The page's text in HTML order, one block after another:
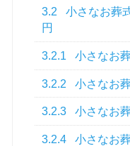
3.2
小さなお葬
円
3.2.1 小さなお
3.2.2 小さなお
3.2.3 小さなお
3.2.4 小さなお